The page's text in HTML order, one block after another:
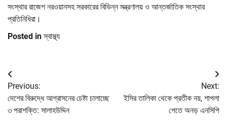
সংস্থার রাজেশ নরওয়ানসহ সরকারের বিভিন্ন মন্ত্রণালয় ও আন্তর্জাতিক সংস্থার
প্রতিনিধিরা।
Posted inস্বাস্থ্য
Post
navigation
Previous:
দেশের বিরুদ্ধে আগ্রাসনের চেষ্টা চালাচ্ছে
৩ পরাশক্তি: সালাহউদ্দিন
Next:
ইসির তালিকা থেকে প্রতীক নয়, শাপলা
পেতে অনড় এনসিপি